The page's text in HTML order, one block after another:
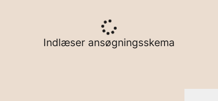
Indlæser ansøgningsskema